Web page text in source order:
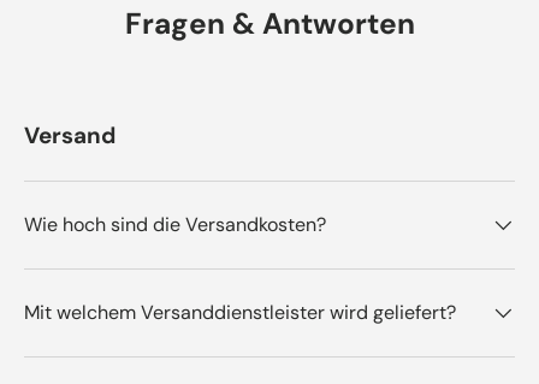
Fragen & Antworten
Versand
Wie hoch sind die Versandkosten?
Mit welchem Versanddienstleister wird geliefert?